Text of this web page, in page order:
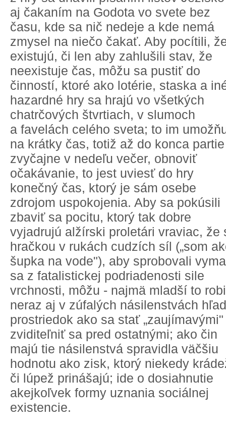
aj čakaním na Godota vo svete bez
času, kde sa nič nedeje a kde nemá
zmysel na niečo čakať. Aby pocítili,
existujú, či len aby zahlušili stav, že
neexistuje čas, môžu sa pustiť do
činností, ktoré ako lotérie, staska a
hazardné hry sa hrajú vo všetkých
chatrčových štvrtiach, v slumoch
a favelách celého sveta; to im
na krátky čas, totiž až do konca partie
zvyčajne v nedeľu večer, obnoviť
očakávanie, to jest uviesť do hry
konečný čas, ktorý je sám osebe
zdrojom uspokojenia. Aby sa pokúsili
zbaviť sa pocitu, ktorý tak dobre
vyjadrujú alžírski proletári vraviac, že
hračkou v rukách cudzích síl („som
šupka na vode"), aby sprobovali
sa z fatalistickej podriadenosti sile
vrchnosti, môžu - najmä mladší to
neraz aj v zúfalých násilenstvách
prostriedok ako sa stať
zviditeľniť sa pred ostatnými; ako čin
majú tie násilenstvá spravidla väčšiu
hodnotu ako zisk, ktorý niekedy
či lúpež prinášajú; ide o dosiahnutie
akejkoľvek formy uznania sociálnej
existencie.